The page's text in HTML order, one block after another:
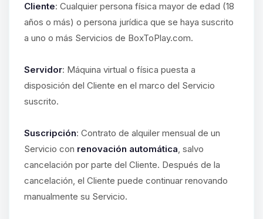
Cliente: Cualquier persona física mayor de edad (18
años o más) o persona jurídica que se haya suscrito
a uno o más Servicios de BoxToPlay.com.
Servidor: Máquina virtual o física puesta a
disposición del Cliente en el marco del Servicio
suscrito.
Suscripción: Contrato de alquiler mensual de un
Servicio con renovación automática, salvo
cancelación por parte del Cliente. Después de la
cancelación, el Cliente puede continuar renovando
manualmente su Servicio.